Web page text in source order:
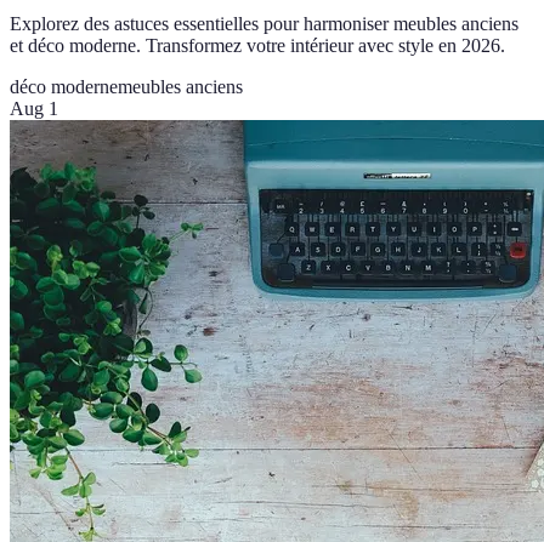
Explorez des astuces essentielles pour harmoniser meubles anciens
et déco moderne. Transformez votre intérieur avec style en 2026.
déco modernemeubles anciens
Aug 1